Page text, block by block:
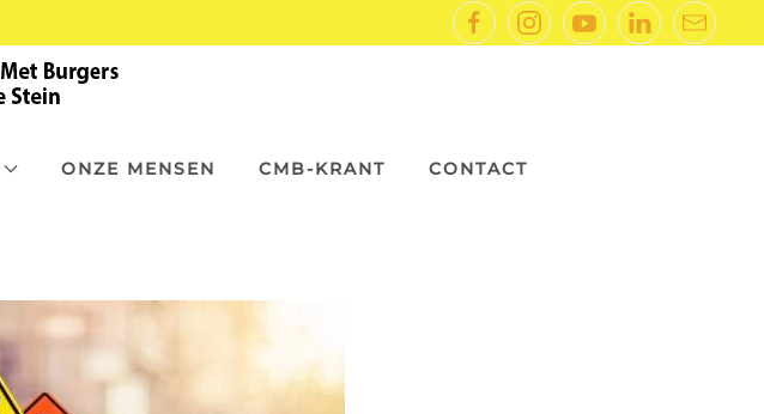
ONZE MENSEN CMB-KRANT CONTACT